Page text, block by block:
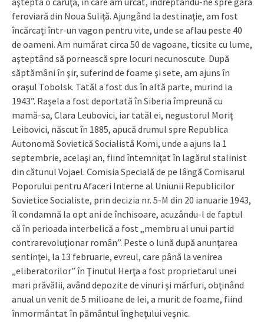
feroviară din Noua Suliţă. Ajungând la destinaţie, am fost
încărcaţi într-un vagon pentru vite, unde se aflau peste 40
de oameni. Am numărat circa 50 de vagoane, ticsite cu lume,
aşteptând să pornească spre locuri necunoscute. După
săptămâni în şir, suferind de foame şi sete, am ajuns în
oraşul Tobolsk. Tatăl a fost dus în altă parte, murind la
1943”. Raşela a fost deportată în Siberia împreună cu
mamă-sa, Clara Leubovici, iar tatăl ei, negustorul Moriţ
Leibovici, născut în 1885, apucă drumul spre Republica
Autonomă Sovietică Socialistă Komi, unde a ajuns la 1
septembrie, acelaşi an, fiind întemniţat în lagărul stalinist
din cătunul Vojael. Comisia Specială de pe lângă Comisarul
Poporului pentru Afaceri Interne al Uniunii Republicilor
Sovietice Socialiste, prin decizia nr. 5-M din 20 ianuarie 1943,
îl condamnă la opt ani de închisoare, acuzându-l de faptul
că în perioada interbelică a fost „membru al unui partid
contrarevoluţionar român”. Peste o lună după anunţarea
sentinţei, la 13 februarie, evreul, care până la venirea
„eliberatorilor” în Ţinutul Herţa a fost proprietarul unei
mari prăvălii, având depozite de vinuri şi mărfuri, obţinând
anual un venit de 5 milioane de lei, a murit de foame, fiind
înmormântat în pământul îngheţului veşnic.